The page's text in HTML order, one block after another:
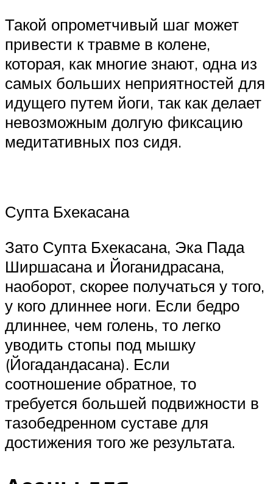
Такой опрометчивый шаг может
привести к травме в колене,
которая, как многие знают, одна из
самых больших неприятностей для
идущего путем йоги, так как делает
невозможным долгую фиксацию
медитативных поз сидя.
Супта Бхекасана
Зато Супта Бхекасана, Эка Пада
Ширшасана и Йоганидрасана,
наоборот, скорее получаться у того,
у кого длиннее ноги. Если бедро
длиннее, чем голень, то легко
уводить стопы под мышку
(Йогадандасана). Если
соотношение обратное, то
требуется большей подвижности в
тазобедренном суставе для
достижения того же результата.